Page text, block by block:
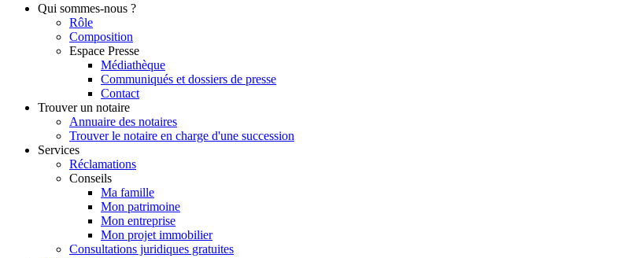
Qui sommes-nous ?
Rôle
Composition
Espace Presse
Médiathèque
Communiqués et dossiers de presse
Contact
Trouver un notaire
Annuaire des notaires
Trouver le notaire en charge d'une succession
Services
Réclamations
Conseils
Ma famille
Mon patrimoine
Mon entreprise
Mon projet immobilier
Consultations juridiques gratuites